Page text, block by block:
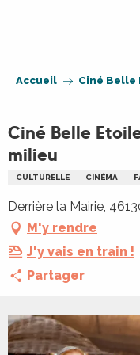
Accueil Ciné Belle
Ciné Belle
milieu
CULTURELLE CINÉMA
Derrière la Mairie,
M'y rendre
J'y vais en train !
Partager